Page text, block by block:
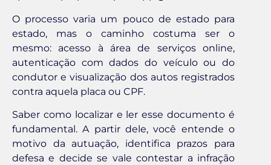
O processo varia um pouco de estado para
estado, mas o caminho costuma ser o
mesmo: acesso à área de serviços online,
autenticação com dados do veículo ou do
condutor e visualização dos autos registrados
contra aquela placa ou CPF.
Saber como localizar e ler esse documento é
fundamental. A partir dele, você entende o
motivo da autuação, identifica prazos para
defesa e decide se vale contestar a infração